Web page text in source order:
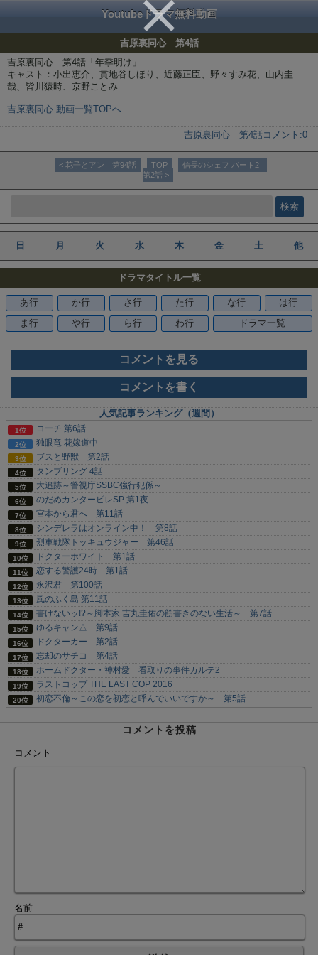
Youtubeドラマ無料動画
吉原裏同心 第4話
吉原裏同心 第4話「年季明け」
キャスト：小出恵介、貫地谷しほり、近藤正臣、野々すみ花、山内圭
哉、皆川猿時、京野ことみ
吉原裏同心 動画一覧TOPへ
吉原裏同心 第4話 コメント:0
< 花子とアン 第94話 TOP
信長のシェフ パート2
第2話 >
日 月 火 水 木 金 土 他
ドラマタイトル一覧
あ行 か行 さ行 た行 な行
は行
ま行
や行 ら行 わ行 ドラマ一覧
コメントを見る
コメントを書く
人気記事ランキング（週間）
コーチ 第6話
独眼竜 花嫁道中
ブスと野獣 第2話
タンブリング 4話
大追跡～警視庁SSBC強行犯係～
のだめカンタービレSP 第1夜
宮本から君へ 第11話
シンデレラはオンライン中！ 第8話
烈車戦隊トッキュウジャー 第46話
ドクターホワイト 第1話
恋する警護24時 第1話
永沢君 第100話
風のふく島 第11話
書けないッ!?～脚本家 吉丸圭佑の筋書きのない生活～ 第7話
ゆるキャン△ 第9話
ドクターカー 第2話
忘却のサチコ 第4話
ホームドクター・神村愛 看取りの事件カルテ2
ラストコップ THE LAST COP 2016
初恋不倫～この恋を初恋と呼んでいいですか～ 第5話
コメントを投稿
コメント
名前